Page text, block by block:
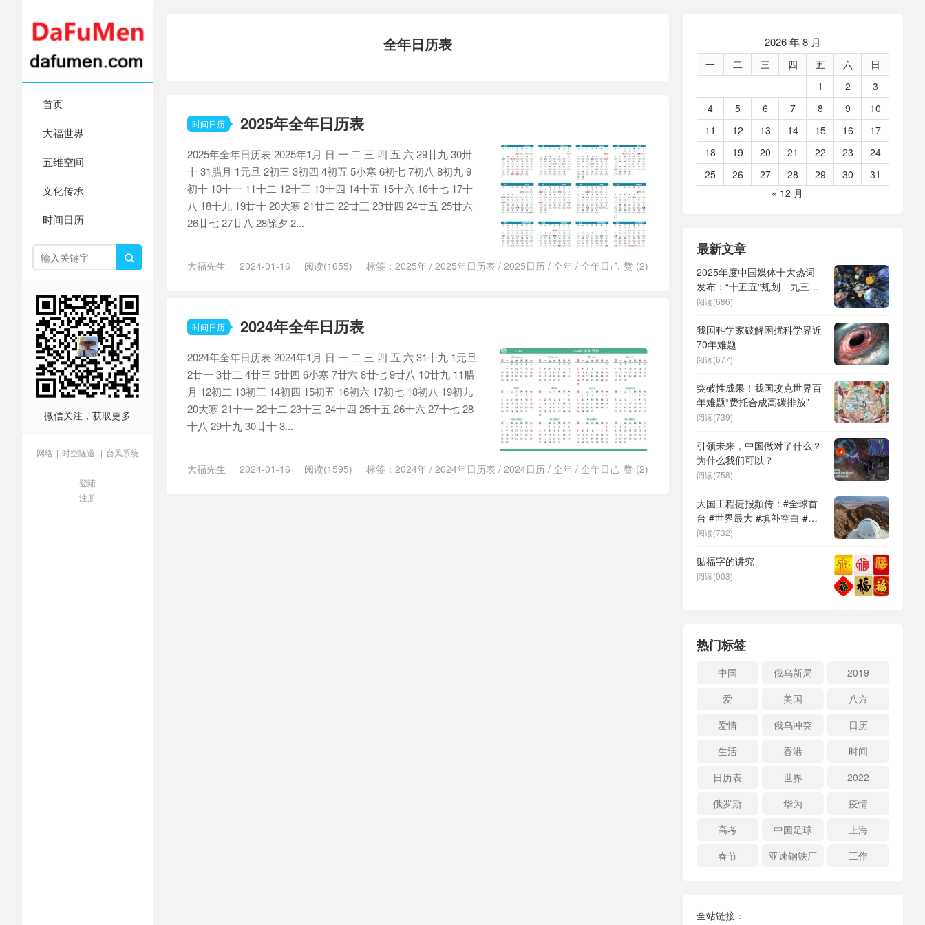
首页
大福世界
五维空间
文化传承
时间日历

微信关注，获取更多
网络 | 时空隧道 | 台风系统
登陆
注册
全年日历表
时间日历 2025年全年日历表
2025年全年日历表 2025年1月 日 一 二 三 四 五 六 29廿九 30卅
十 31腊月 1元旦 2初三 3初四 4初五 5小寒 6初七 7初八 8初九 9
初十 10十一 11十二 12十三 13十四 14十五 15十六 16十七 17十
八 18十九 19廿十 20大寒 21廿二 22廿三 23廿四 24廿五 25廿六
26廿七 27廿八 28除夕 2...
 赞 (2)
大福先生 2024-01-16 阅读(1655) 标签： 2025年 / 2025年日历表 / 2025日历 / 全年 / 全年日
时间日历 2024年全年日历表
2024年全年日历表 2024年1月 日 一 二 三 四 五 六 31十九 1元旦
2廿一 3廿二 4廿三 5廿四 6小寒 7廿六 8廿七 9廿八 10廿九 11腊
月 12初二 13初三 14初四 15初五 16初六 17初七 18初八 19初九
20大寒 21十一 22十二 23十三 24十四 25十五 26十六 27十七 28
十八 29十九 30廿十 3...
 赞 (2)
大福先生 2024-01-16 阅读(1595) 标签： 2024年 / 2024年日历表 / 2024日历 / 全年 / 全年日
2026 年 8 月
一 二 三 四 五 六
日
1
2
3
4
5 6 7 8 9
10
11
12 13 14 15 16
17
18
19 20 21 22 23
24
25
26 27 28 29 30
31
« 12 月
最新文章
2025年度中国媒体十大热词
发布：“十五五”规划、九三阅
兵、全球治理倡议、
形机器人、苏超、票根经济、
育儿补贴、科学素养、网络生
态治理
阅读(686)
我国科学家破解困扰科学界近
70年难题
阅读(677)
突破性成果！我国攻克世界百
年难题“费托合成高碳排放”
阅读(739)
引领未来，中国做对了什么？
为什么我们可以？
阅读(758)
大国工程捷报频传：#全球首
台 #世界最大 #填补空白 #突
破关键节点
阅读(732)
贴福字的讲究
阅读(903)
热门标签
中国 俄乌新局
2019
爱
美国
八方
爱情
俄乌冲突
日历
生活
香港
时间
日历表
世界
2022
俄罗斯
华为
疫情
高考
中国足球
上海
春节
亚速钢铁厂 工作
全站链接：